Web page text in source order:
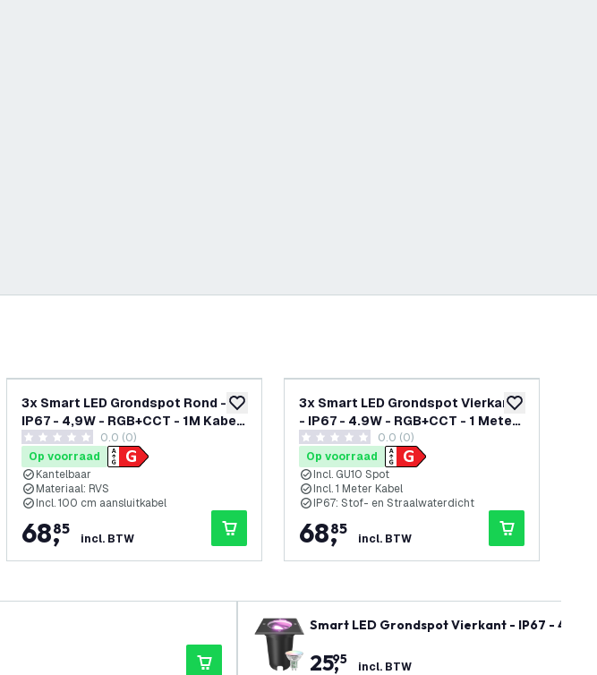
aan verlanglijst toevoegen aan verlanglijst
3x Smart LED Grondspot Rond -
IP67 - 4,9W - RGB+CCT - 1M Kabel
- RVS - Kantelbaar
0 score sterren0.0 (0)
Op voorraad
Kantelbaar
Materiaal: RVS
Incl. 100 cm aansluitkabel
68,
85
incl. BTW
toevoegen aan
3x Smart LED Grondspot Vierkant
- IP67 - 4.9W - RGB+CCT - 1 Meter
Kabel
0 score sterren0.0 (0)
Op voorraad
Incl. GU10 Spot
Incl. 1 Meter Kabel
IP67: Stof- en Straalwaterdicht
68,
85
incl. BTW
Smart LED Grondspot Vierkant - IP67 - 4,9W
25,
95 incl. BTW